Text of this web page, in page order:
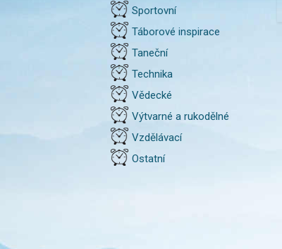
Sportovní
Táborové inspirace
Taneční
Technika
Vědecké
Výtvarné a rukodělné
Vzdělávací
Ostatní